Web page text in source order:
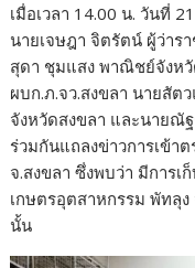
เมื่อเวลา 14.00 น. วันที่
นายเจษฎา จิตรัตน์ ผู้ว่าร
สุดา ชุมแสง พาณิชย์จังห
ผบก.ภ.จว.สงขลา นายสั
จังหวัดสงขลา และนายณั
ร่วมกันแถลงข่าวการเข้า
จ.สงขลา ซึ่งพบว่า มีการเ
เกษตรอุตสาหกรรม พัทลุ
นั้น